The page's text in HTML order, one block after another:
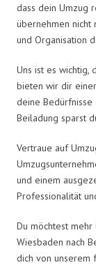
dass dein Umzug
übernehmen nicht
und Organisation
Uns ist es wichtig,
bieten wir dir
deine Bedürfnisse
Beiladung sparst
Vertraue auf
und einem
Professionalität
Du möchtest
Wiesbaden nach
dich von unserem